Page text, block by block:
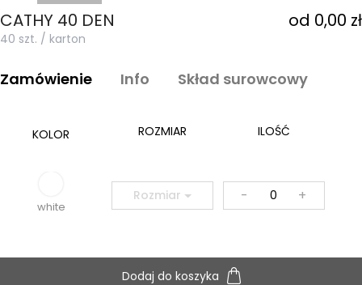
CATHY 40 DEN od 0,00 zł
40 szt. / karton
Zamówienie Info Skład surowcowy
KOLOR ROZMIAR ILOŚĆ
white
Rozmiar - +
Dodaj do koszyka